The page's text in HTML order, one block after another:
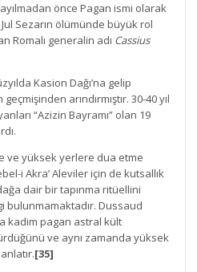
önce Pagan ismi olarak
Sezarın ölümünde büyük rol
Romalı generalin adı Cassius
Kasion Dağı’na gelip
arındırmıştır. 30-40 yıl
“Azizin Bayramı” olan 19
ve yüksek yerlere dua etme
i Akra’ Aleviler için de kutsallık
dair bir tapınma ritüellini
bulunmamaktadır. Dussaud
kadim pagan astral kült
ve aynı zamanda yüksek
[35]